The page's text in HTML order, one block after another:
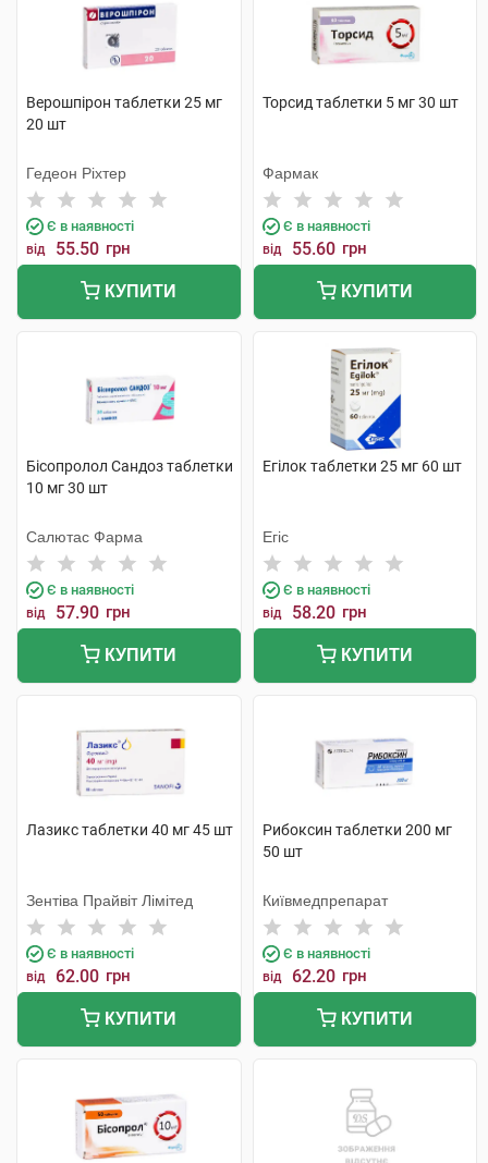
Верошпірон таблетки 25 мг
20 шт
Гедеон Ріхтер
Є в наявності
від 55.50 грн
КУПИТИ
Торсид таблетки 5 мг 30 шт
Фармак
Є в наявності
від 55.60 грн
КУПИТИ
Бісопролол Сандоз таблетки
10 мг 30 шт
Салютас Фарма
Є в наявності
від 57.90 грн
КУПИТИ
Егілок таблетки 25 мг 60 шт
Егіс
Є в наявності
від 58.20 грн
КУПИТИ
Лазикс таблетки 40 мг 45 шт
Зентіва Прайвіт Лімітед
Є в наявності
від 62.00 грн
КУПИТИ
Рибоксин таблетки 200 мг
50 шт
Київмедпрепарат
Є в наявності
від 62.20 грн
КУПИТИ